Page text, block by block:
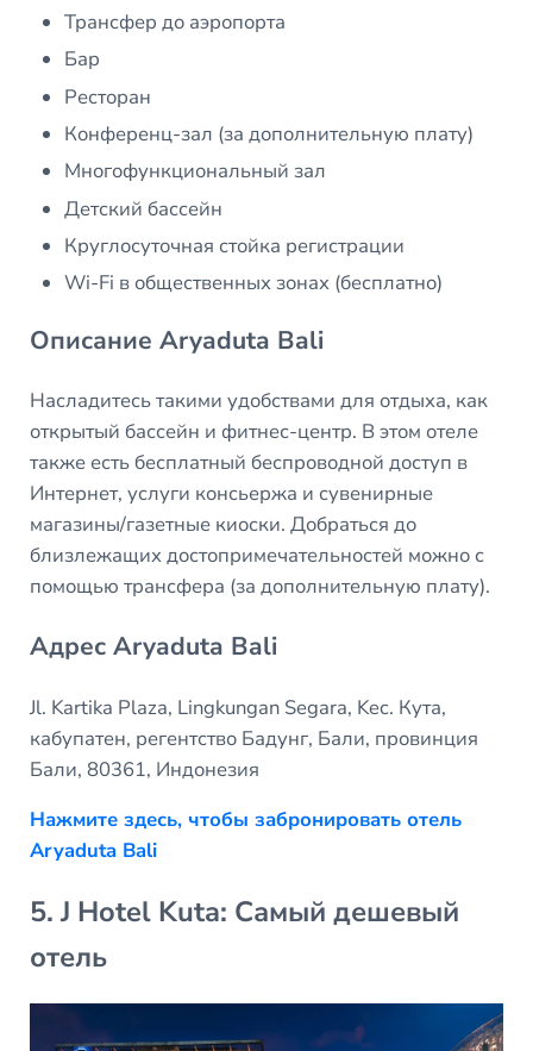
Трансфер до аэропорта
Бар
Ресторан
Конференц-зал (за дополнительную плату)
Многофункциональный зал
Детский бассейн
Круглосуточная стойка регистрации
Wi-Fi в общественных зонах (бесплатно)
Описание Aryaduta Bali
Насладитесь такими удобствами для отдыха, как
открытый бассейн и фитнес-центр. В этом отеле
также есть бесплатный беспроводной доступ в
Интернет, услуги консьержа и сувенирные
магазины/газетные киоски. Добраться до
близлежащих достопримечательностей можно с
помощью трансфера (за дополнительную плату).
Адрес Aryaduta Bali
Jl. Kartika Plaza, Lingkungan Segara, Kec. Кута,
кабупатен, регентство Бадунг, Бали, провинция
Бали, 80361, Индонезия
Нажмите здесь, чтобы забронировать отель
Aryaduta Bali
5. J Hotel Kuta: Самый дешевый
отель